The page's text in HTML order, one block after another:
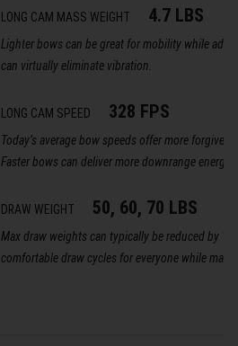
LONG CAM MASS WEIGHT 4.7 LBS
Lighter bows can be great for mobility while
can virtually eliminate vibration.
LONG CAM SPEED 328 FPS
Today’s average bow speeds offer more
Faster bows can deliver more downrange energy.
DRAW WEIGHT 50, 60, 70 LBS
Max draw weights can typically be reduced by
comfortable draw cycles for everyone while